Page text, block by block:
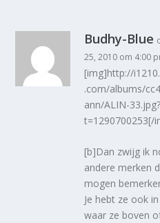
Budhy-Blue
25, 2010 om 4:00
[img]http://
.com/albums/
ann/ALIN-33.jpg?
t=1290700253[/
[b]Dan zwijg ik
andere merken
mogen
Je hebt ze ook
waar ze boven